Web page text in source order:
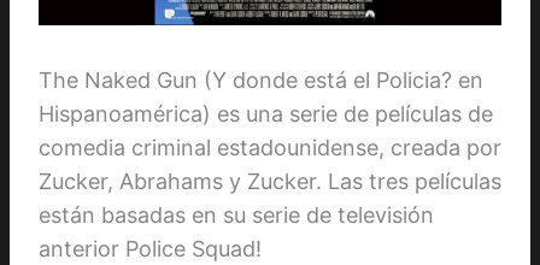
The Naked Gun (Y donde está el Policia? en
Hispanoamérica) es una serie de películas de
comedia criminal estadounidense, creada por
Zucker, Abrahams y Zucker. Las tres películas
están basadas en su serie de televisión
anterior Police Squad!